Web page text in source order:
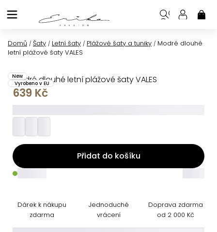
na
Domů / Šaty / Letní šaty / Plážové šaty a tuniky / Modré dlouhé
letní plážové šaty VALES
Modré dlouhé letní plážové šaty VALES
New
Vyrobeno v EU
639 Kč
Přidat do košíku
Dárek k nákupu
zdarma
Jednoduché
vrácení
Doprava zdarma
od 2 000 Kč